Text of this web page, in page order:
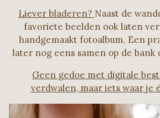
Liever bladeren? Naast de
favoriete beelden ook laten
handgemaakt fotoalbum. Een
later nog eens samen op de
Geen gedoe met digitale
verdwalen, maar iets waar je